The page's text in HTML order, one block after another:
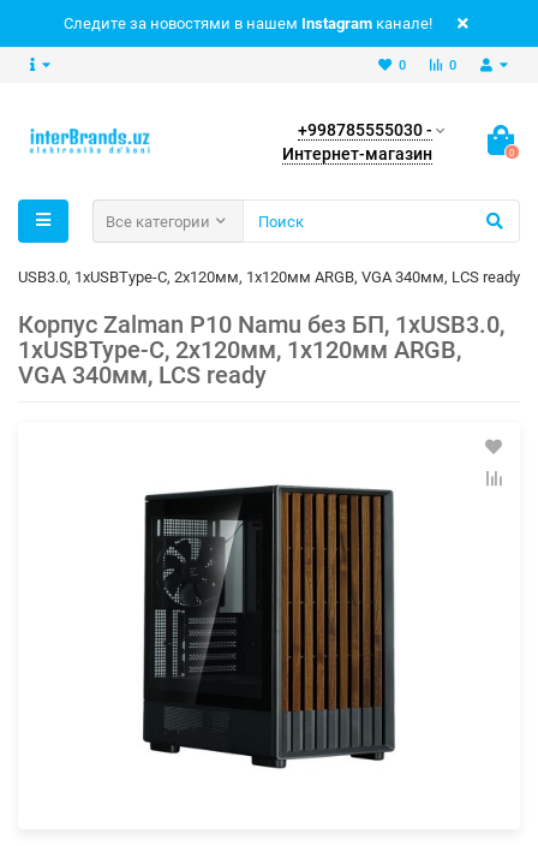
Следите за новостями в нашем Instagram канале!
0
0
+998785555030 -
Интернет-магазин
0
Все категории
1xUSBType-C, 2x120мм, 1x120мм ARGB, VGA 340мм, LCS ready
Корпус Zalman P10 Namu без БП, 1xUSB3.0,
1xUSBType-C, 2x120мм, 1x120мм ARGB,
VGA 340мм, LCS ready